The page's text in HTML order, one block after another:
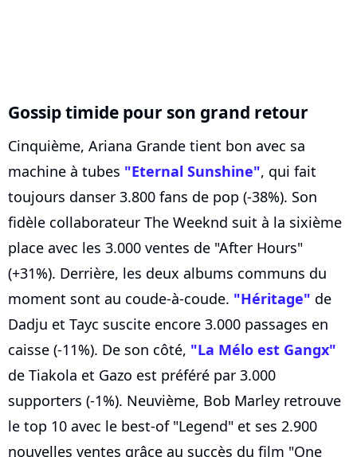
Gossip timide pour son grand retour
Cinquième, Ariana Grande tient bon avec sa
machine à tubes "Eternal Sunshine", qui fait
toujours danser 3.800 fans de pop (-38%). Son
fidèle collaborateur The Weeknd suit à la sixième
place avec les 3.000 ventes de "After Hours"
(+31%). Derrière, les deux albums communs du
moment sont au coude-à-coude. "Héritage" de
Dadju et Tayc suscite encore 3.000 passages en
caisse (-11%). De son côté, "La Mélo est Gangx"
de Tiakola et Gazo est préféré par 3.000
supporters (-1%). Neuvième, Bob Marley retrouve
le top 10 avec le best-of "Legend" et ses 2.900
nouvelles ventes grâce au succès du film "One